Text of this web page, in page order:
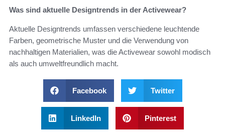
Was sind aktuelle Designtrends in der Activewear?
Aktuelle Designtrends umfassen verschiedene leuchtende
Farben, geometrische Muster und die Verwendung von
nachhaltigen Materialien, was die Activewear sowohl modisch
als auch umweltfreundlich macht.
Facebook Twitter
LinkedIn Pinterest